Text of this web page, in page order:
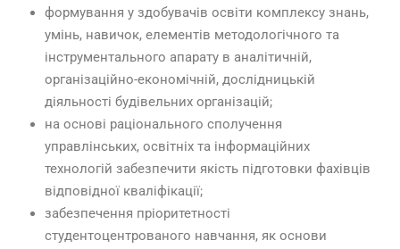
формування у здобувачів освіти комплексу знань,
умінь, навичок, елементів методологічного та
інструментального апарату в аналітичній,
організаційно-економічній, дослідницькій
діяльності будівельних організацій;
на основі раціонального сполучення
управлінських, освітніх та інформаційних
технологій забезпечити якість підготовки фахівців
відповідної кваліфікації;
забезпечення пріоритетності
студентоцентрованого навчання, як основи